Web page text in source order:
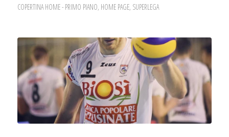
COPERTINA HOME - PRIMO PIANO, HOME PAGE, SUPERLEGA